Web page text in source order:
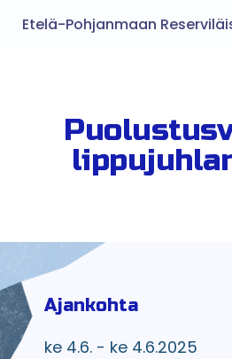
Etelä-Pohjanmaan
Ajankohta
ke 4.6. - ke 4.6.2025